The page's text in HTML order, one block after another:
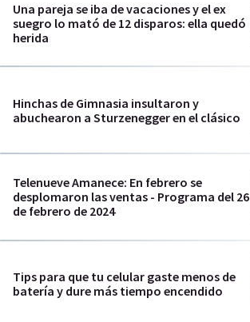
Una pareja se iba de vacaciones y el ex
suegro lo mató de 12 disparos: ella quedó
herida
Hinchas de Gimnasia insultaron y
abuchearon a Sturzenegger en el clásico
Telenueve Amanece: En febrero se
desplomaron las ventas - Programa del 26
de febrero de 2024
Tips para que tu celular gaste menos de
batería y dure más tiempo encendido